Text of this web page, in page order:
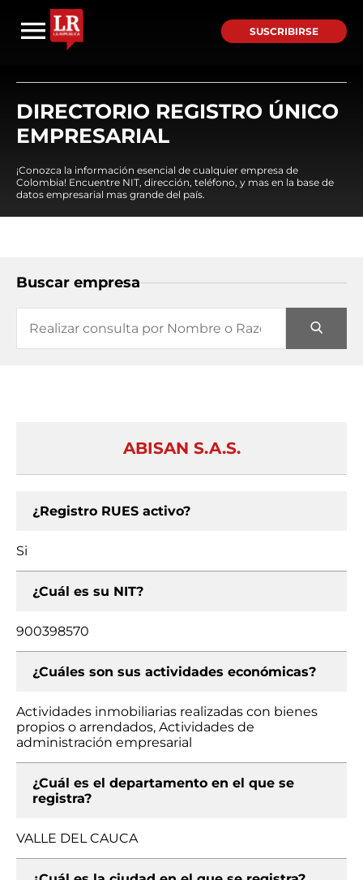
SUSCRIBIRSE
DIRECTORIO REGISTRO ÚNICO
EMPRESARIAL
¡Conozca la información esencial de cualquier empresa de
Colombia! Encuentre NIT, dirección, teléfono, y mas en la base de
datos empresarial mas grande del país.
Buscar empresa
ABISAN S.A.S.
¿Registro RUES activo?
Si
¿Cuál es su NIT?
900398570
¿Cuáles son sus actividades económicas?
Actividades inmobiliarias realizadas con bienes
propios o arrendados, Actividades de
administración empresarial
¿Cuál es el departamento en el que se
registra?
VALLE DEL CAUCA